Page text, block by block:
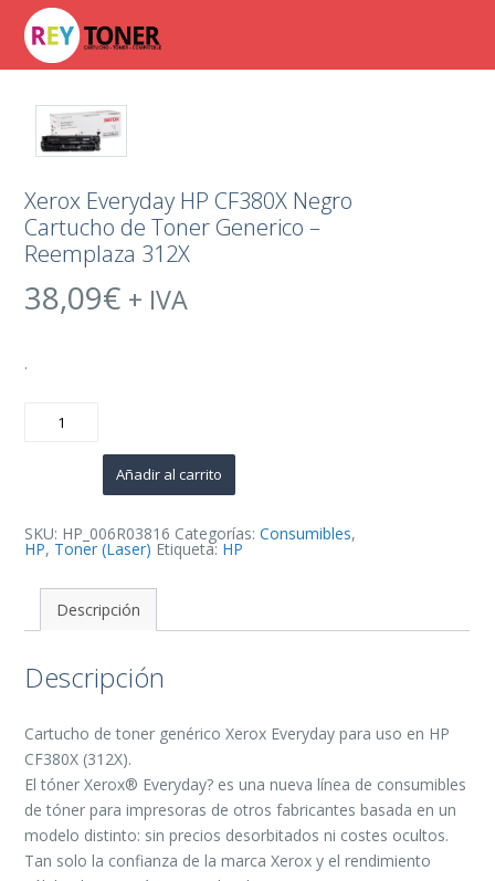
Xerox Everyday HP CF380X Negro
Cartucho de Toner Generico –
Reemplaza 312X
38,09€ + IVA
.
Everyday
Generico
-
Reemplaza
cantidad
Añadir al carrito
SKU: HP_006R03816 Categorías:Consumibles,
HP, Toner (Laser) Etiqueta: HP
Descripción
Descripción
Cartucho de toner genérico Xerox Everyday para uso en HP
CF380X (312X).
El tóner Xerox® Everyday? es una nueva línea de consumibles
de tóner para impresoras de otros fabricantes basada en un
modelo distinto: sin precios desorbitados ni costes ocultos.
Tan solo la confianza de la marca Xerox y el rendimiento